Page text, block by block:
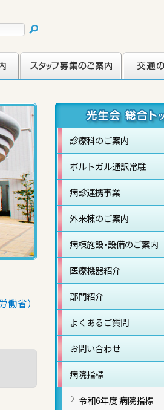
スタッフ募集のご案内 交通のご
省）
診療科のご案内
ポルトガル通訳常駐
病診連携事業
外来棟のご案内
病棟施設･設備のご案内
医療機器紹介
部門紹介
よくあるご質問
お問い合わせ
病院指標
令和6年度 病院指標